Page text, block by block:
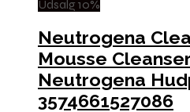
Udsalg 10%
Neutrogena
Mousse
Neutrogena
3574661527086